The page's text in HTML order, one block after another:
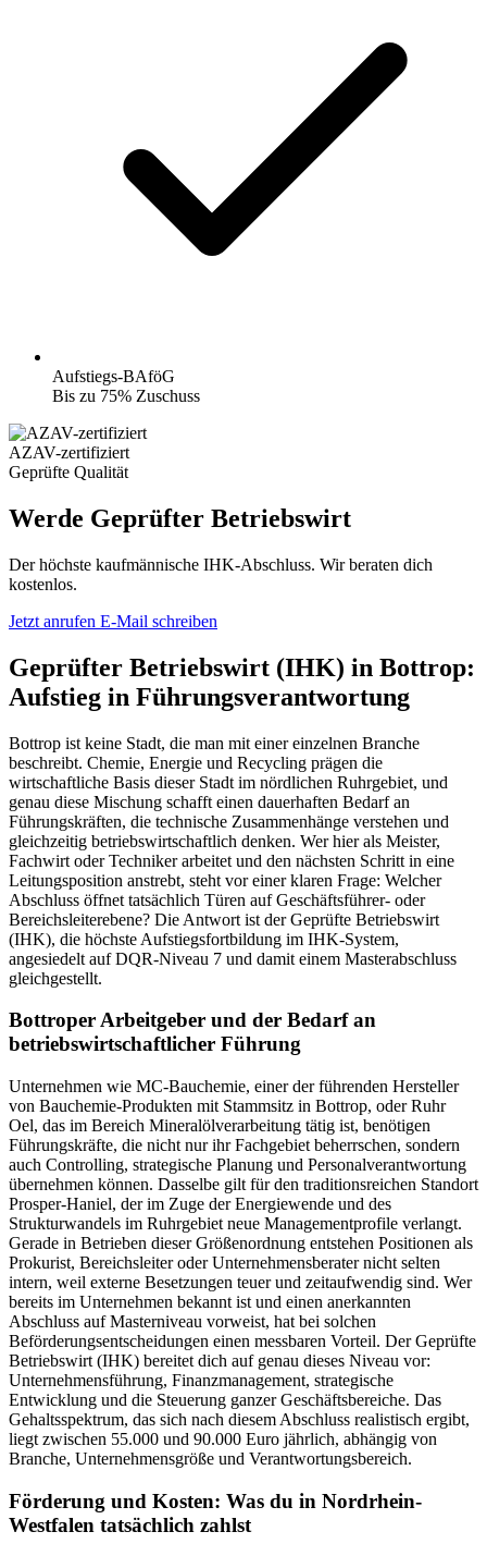
Aufstiegs-BAföG
Bis zu 75% Zuschuss
AZAV-zertifiziert
Geprüfte Qualität
Werde Geprüfter Betriebswirt
Der höchste kaufmännische IHK-Abschluss. Wir beraten dich
kostenlos.
Jetzt anrufen E-Mail schreiben
Geprüfter Betriebswirt (IHK) in Bottrop:
Aufstieg in Führungsverantwortung
Bottrop ist keine Stadt, die man mit einer einzelnen Branche
beschreibt. Chemie, Energie und Recycling prägen die
wirtschaftliche Basis dieser Stadt im nördlichen Ruhrgebiet, und
genau diese Mischung schafft einen dauerhaften Bedarf an
Führungskräften, die technische Zusammenhänge verstehen und
gleichzeitig betriebswirtschaftlich denken. Wer hier als Meister,
Fachwirt oder Techniker arbeitet und den nächsten Schritt in eine
Leitungsposition anstrebt, steht vor einer klaren Frage: Welcher
Abschluss öffnet tatsächlich Türen auf Geschäftsführer- oder
Bereichsleiterebene? Die Antwort ist der Geprüfte Betriebswirt
(IHK), die höchste Aufstiegsfortbildung im IHK-System,
angesiedelt auf DQR-Niveau 7 und damit einem Masterabschluss
gleichgestellt.
Bottroper Arbeitgeber und der Bedarf an
betriebswirtschaftlicher Führung
Unternehmen wie MC-Bauchemie, einer der führenden Hersteller
von Bauchemie-Produkten mit Stammsitz in Bottrop, oder Ruhr
Oel, das im Bereich Mineralölverarbeitung tätig ist, benötigen
Führungskräfte, die nicht nur ihr Fachgebiet beherrschen, sondern
auch Controlling, strategische Planung und Personalverantwortung
übernehmen können. Dasselbe gilt für den traditionsreichen Standort
Prosper-Haniel, der im Zuge der Energiewende und des
Strukturwandels im Ruhrgebiet neue Managementprofile verlangt.
Gerade in Betrieben dieser Größenordnung entstehen Positionen als
Prokurist, Bereichsleiter oder Unternehmensberater nicht selten
intern, weil externe Besetzungen teuer und zeitaufwendig sind. Wer
bereits im Unternehmen bekannt ist und einen anerkannten
Abschluss auf Masterniveau vorweist, hat bei solchen
Beförderungsentscheidungen einen messbaren Vorteil. Der Geprüfte
Betriebswirt (IHK) bereitet dich auf genau dieses Niveau vor:
Unternehmensführung, Finanzmanagement, strategische
Entwicklung und die Steuerung ganzer Geschäftsbereiche. Das
Gehaltsspektrum, das sich nach diesem Abschluss realistisch ergibt,
liegt zwischen 55.000 und 90.000 Euro jährlich, abhängig von
Branche, Unternehmensgröße und Verantwortungsbereich.
Förderung und Kosten: Was du in Nordrhein-
Westfalen tatsächlich zahlst